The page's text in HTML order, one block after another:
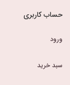
حساب کاربری
ورود
سبد خرید